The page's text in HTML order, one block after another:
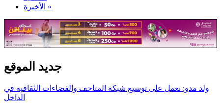
الأخيرة »
جديد الموقع
ولد مدو: نعمل على توسيع شبكة المتاحف والفضاءات الثقافية في
الداخل